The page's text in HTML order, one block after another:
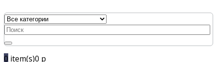
0 item(s)0 р